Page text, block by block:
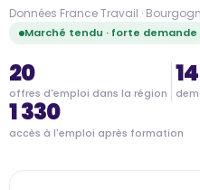
Données France Travail ·
Marché tendu · forte demande
20
offres d'emploi dans la région
1 330
accès à l'emploi après formation